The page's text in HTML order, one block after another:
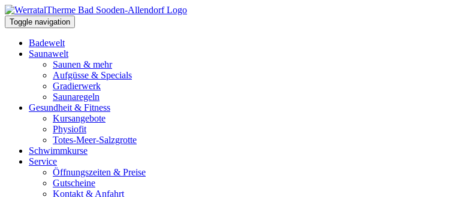
Toggle navigation
Badewelt
Saunawelt
Saunen & mehr
Aufgüsse & Specials
Gradierwerk
Saunaregeln
Gesundheit & Fitness
Kursangebote
Physiofit
Totes-Meer-Salzgrotte
Schwimmkurse
Service
Öffnungszeiten & Preise
Gutscheine
Kontakt & Anfahrt